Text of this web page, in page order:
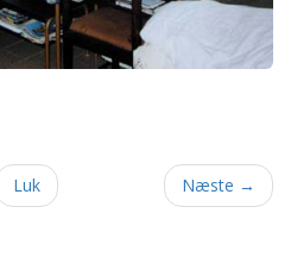
Luk Næste →